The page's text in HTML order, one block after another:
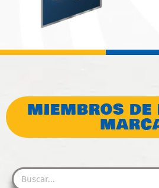
MIEMBROS DE